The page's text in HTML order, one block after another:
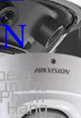
Tại
Hãng